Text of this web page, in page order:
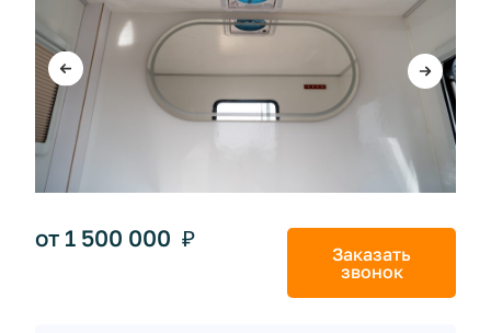
от 1 500 000 ₽
Заказать
звонок